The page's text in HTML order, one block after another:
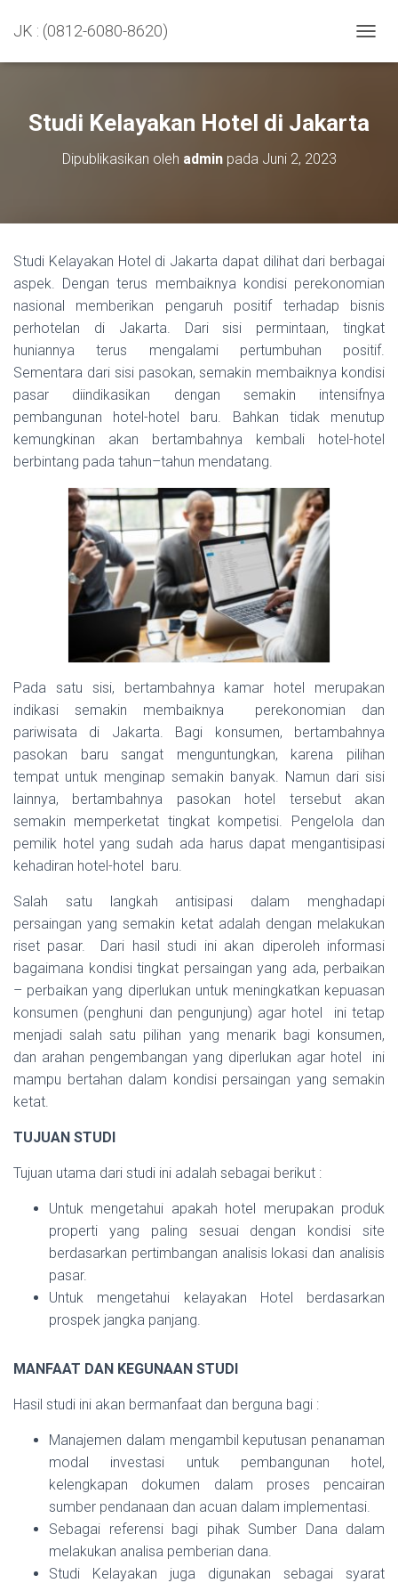
JK : (0812-6080-8620)
Studi Kelayakan Hotel di Jakarta
Dipublikasikan oleh adminpada Juni 2, 2023
Studi Kelayakan Hotel di Jakarta dapat dilihat dari berbagai
aspek. Dengan terus membaiknya kondisi perekonomian
nasional memberikan pengaruh positif terhadap bisnis
perhotelan di Jakarta. Dari sisi permintaan, tingkat
huniannya terus mengalami pertumbuhan positif.
Sementara dari sisi pasokan, semakin membaiknya kondisi
pasar diindikasikan dengan semakin intensifnya
pembangunan hotel-hotel baru. Bahkan tidak menutup
kemungkinan akan bertambahnya kembali hotel-hotel
berbintang pada tahun–tahun mendatang.
Pada satu sisi, bertambahnya kamar hotel merupakan
indikasi semakin membaiknya perekonomian dan
pariwisata di Jakarta. Bagi konsumen, bertambahnya
pasokan baru sangat menguntungkan, karena pilihan
tempat untuk menginap semakin banyak. Namun dari sisi
lainnya, bertambahnya pasokan hotel tersebut akan
semakin memperketat tingkat kompetisi. Pengelola dan
pemilik hotel yang sudah ada harus dapat mengantisipasi
kehadiran hotel-hotel baru.
Salah satu langkah antisipasi dalam menghadapi
persaingan yang semakin ketat adalah dengan melakukan
riset pasar. Dari hasil studi ini akan diperoleh informasi
bagaimana kondisi tingkat persaingan yang ada, perbaikan
– perbaikan yang diperlukan untuk meningkatkan kepuasan
konsumen (penghuni dan pengunjung) agar hotel ini tetap
menjadi salah satu pilihan yang menarik bagi konsumen,
dan arahan pengembangan yang diperlukan agar hotel ini
mampu bertahan dalam kondisi persaingan yang semakin
ketat.
TUJUAN STUDI
Tujuan utama dari studi ini adalah sebagai berikut :
Untuk mengetahui apakah hotel merupakan produk
properti yang paling sesuai dengan kondisi site
berdasarkan pertimbangan analisis lokasi dan analisis
pasar.
Untuk mengetahui kelayakan Hotel berdasarkan
prospek jangka panjang.
MANFAAT DAN KEGUNAAN STUDI
Hasil studi ini akan bermanfaat dan berguna bagi :
Manajemen dalam mengambil keputusan penanaman
modal investasi untuk pembangunan hotel,
kelengkapan dokumen dalam proses pencairan
sumber pendanaan dan acuan dalam implementasi.
Sebagai referensi bagi pihak Sumber Dana dalam
melakukan analisa pemberian dana.
Studi Kelayakan juga digunakan sebagai syarat